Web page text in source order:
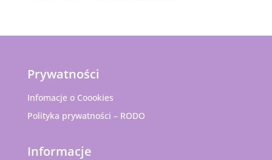
Prywatności
Infomacje o Coookies
Polityka prywatności – RODO
Informacje